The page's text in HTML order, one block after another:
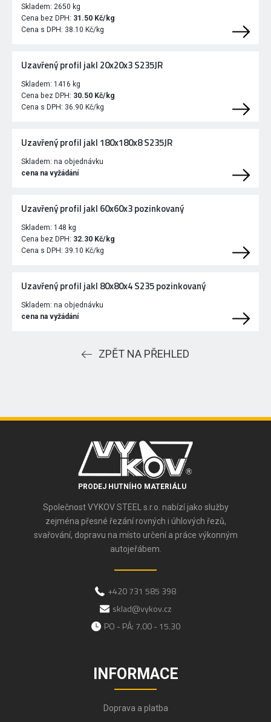
Skladem: 2650 kg
Cena bez DPH: 31.50 Kč/kg
Cena s DPH: 38.10 Kč/kg
Uzavřený profil jakl 20x20x3 S235JR
Skladem: 1416 kg
Cena bez DPH: 30.50 Kč/kg
Cena s DPH: 36.90 Kč/kg
Uzavřený profil jakl 180x180x8 S235JR
Skladem: na objednávku
cena na vyžádání
Uzavřený profil jakl 60x60x3 pozinkovaný
Skladem: 148 kg
Cena bez DPH: 32.30 Kč/kg
Cena s DPH: 39.10 Kč/kg
Uzavřený profil jakl 80x80x4 S235 pozinkovaný
Skladem: na objednávku
cena na vyžádání
ZPĚT NA PŘEHLED
PRODEJ HUTNÍHO MATERIÁLU
Společnost VYKOV STEEL s.r.o. nabízí jako služby
zejména přesné řezání rovných i úhlových řezů,
svařování, dopravu na místo určení a práce výkonným
autojeřábem.
+420 731 585 398
sklad@vykov.cz
PO - PÁ: 7.00 - 15.30
INFORMACE
Doprava a platba